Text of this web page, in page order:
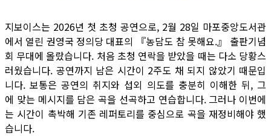
지보이스는 2026년 첫 초청 공연으로, 2월 28일 마포중앙도서관
에서 열린 권영국 정의당 대표의 『농담도 참 못해요.』 출판기념
회 무대에 올랐습니다. 처음 초청 연락을 받았을 때는 다소 당황스
러웠습니다. 공연까지 남은 시간이 2주도 채 되지 않았기 때문입
니다. 보통은 공연의 취지와 섭외 의도를 충분히 이해한 뒤, 그
에 맞는 메시지를 담은 곡을 선곡하고 연습합니다. 그러나 이번에
는 시간이 촉박해 기존 레퍼토리를 중심으로 곡을 재정비해야 했
습니다.